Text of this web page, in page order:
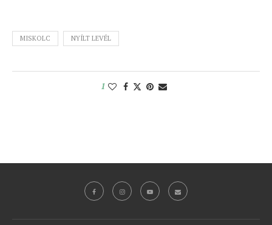
MISKOLC NYÍLT LEVÉL
1